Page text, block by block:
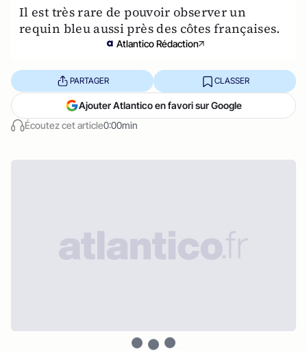
Il est très rare de pouvoir observer un
requin bleu aussi près des côtes françaises.
Atlantico Rédaction
Écoutez cet article0:00min
PARTAGER CLASSER
Ajouter Atlantico en favori sur Google